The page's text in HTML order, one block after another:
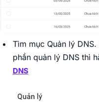
Tìm mục Quản lý
phần quản lý DNS thì
DNS